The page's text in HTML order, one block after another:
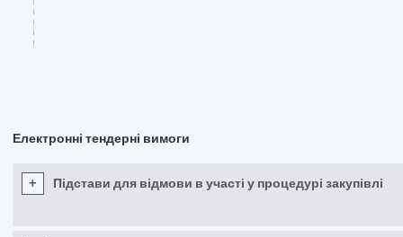
Електронні тендерні вимоги
+ Підстави для відмови в участі у процедурі закупівлі